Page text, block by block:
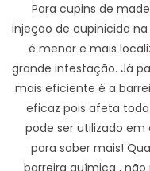
Para cupins de
injeção de cupinicida
é menor e mais
grande infestação. Já
mais eficiente é a
eficaz pois afeta
pode ser utilizado
para saber mais!
barreira química ,